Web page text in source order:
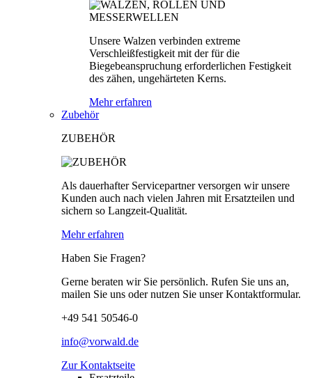
Unsere Walzen verbinden extreme
Verschleißfestigkeit mit der für die
Biegebeanspruchung erforderlichen Festigkeit
des zähen, ungehärteten Kerns.
Mehr erfahren
Zubehör
ZUBEHÖR
Als dauerhafter Servicepartner versorgen wir unsere
Kunden auch nach vielen Jahren mit Ersatzteilen und
sichern so Langzeit-Qualität.
Mehr erfahren
Haben Sie Fragen?
Gerne beraten wir Sie persönlich. Rufen Sie uns an,
mailen Sie uns oder nutzen Sie unser Kontaktformular.
+49 541 50546-0
info@vorwald.de
Zur Kontaktseite